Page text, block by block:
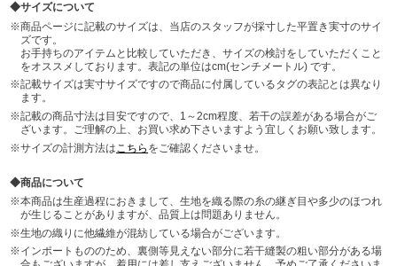
サイズについて
商品ページに記載のサイズは、当店のスタッフが採寸した平置き実寸のサイ
ズです。
お手持ちのアイテムと比較していただき、サイズの検討をしていただくこと
をオススメしております。表記の単位はcm(センチメートル) です。
記載サイズは実寸サイズですので商品に付属しているタグの表記とは異なり
ます。
記載の商品寸法は目安ですので、1～2cm程度、若干の誤差がある場合がご
ざいます。ご理解の上、お買い求め下さいますよう宜しくお願い致します。
サイズの計測方法は こちら をご確認くださいませ。
商品について
本商品は生産過程におきまして、生地を織る際の糸の継ぎ目や多少のほつれ
が生じることがありますが、品質上は問題ありません。
生地の織りに他繊維が混紡している場合がございます。
インポートもののため、裏側等見えない部分に若干縫製の粗い部分がある場